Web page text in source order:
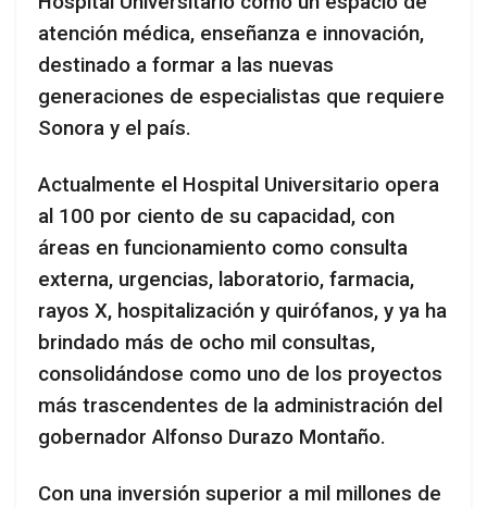
atención médica, enseñanza e innovación,
destinado a formar a las nuevas
generaciones de especialistas que requiere
Sonora y el país.
Actualmente el Hospital Universitario opera
al 100 por ciento de su capacidad, con
áreas en funcionamiento como consulta
externa, urgencias, laboratorio, farmacia,
rayos X, hospitalización y quirófanos, y ya ha
brindado más de ocho mil consultas,
consolidándose como uno de los proyectos
más trascendentes de la administración del
gobernador Alfonso Durazo Montaño.
Con una inversión superior a mil millones de